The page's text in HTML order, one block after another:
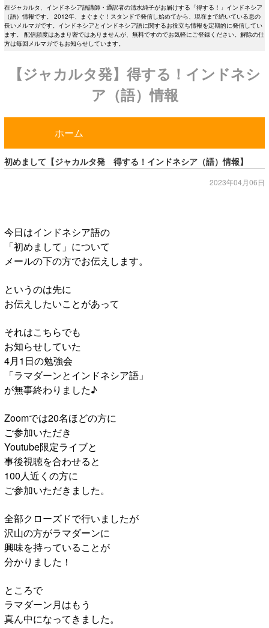
在ジャカルタ、インドネシア語講師・通訳者の清水純子がお届けする「得する！」インドネシア
（語）情報です。 2012年、まぐまぐ！スタンドで発信し始めてから、現在まで続いている息の
長いメルマガです。インドネシアとインドネシア語に関するお役立ち情報を定期的に発信してい
ます。 配信頻度はあまり密ではありませんが、無料ですのでお気軽にご登録ください。解除の仕
方は毎回メルマガでもお知らせしています。
【ジャカルタ発】得する！インドネシ
ア（語）情報
ホーム
初めまして【ジャカルタ発 得する！インドネシア（語）情報】
2023年04月06日
今日はインドネシア語の
「初めまして」について
メールの下の方でお伝えします。
というのは先に
お伝えしたいことがあって
それはこちらでも
お知らせしていた
4月1日の勉強会
「ラマダーンとインドネシア語」
が無事終わりました♪
Zoomでは20名ほどの方に
ご参加いただき
Youtube限定ライブと
事後視聴を合わせると
100人近くの方に
ご参加いただきました。
全部クローズドで行いましたが
沢山の方がラマダーンに
興味を持っていることが
分かりました！
ところで
ラマダーン月はもう
真ん中になってきました。